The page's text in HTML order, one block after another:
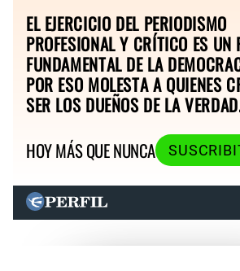
EL EJERCICIO DEL PERIODISMO
PROFESIONAL Y CRÍTICO ES UN
FUNDAMENTAL DE LA
POR ESO MOLESTA A QUIENES
SER LOS DUEÑOS DE LA
HOY MÁS QUE NUNCA